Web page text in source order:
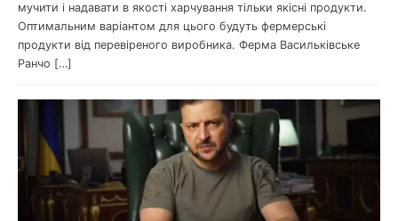
мучити і надавати в якості харчування тільки якісні продукти.
Оптимальним варіантом для цього будуть фермерські
продукти від перевіреного виробника. Ферма Васильківське
Ранчо […]